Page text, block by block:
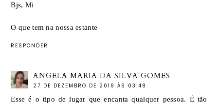
Bjs, Mi
O que tem na nossa estante
RESPONDER
ANGELA MARIA DA SILVA GOMES
27 DE DEZEMBRO DE 2019 ÀS 03:48
Esse é o tipo de lugar que encanta qualquer pessoa. É tão